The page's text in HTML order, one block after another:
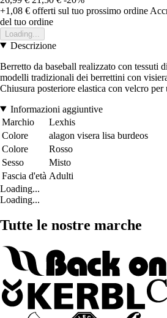
+1,08 € offerti sul tuo prossimo ordine
del tuo ordine
Loading...
Descrizione
Berretto da baseball realizzato con tessuti
modelli tradizionali dei berrettini con
Chiusura posteriore elastica con velcro
Informazioni aggiuntive
Marchio
Lexhis
Colore
alagon visera lisa burdeos
Colore
Rosso
Sesso
Misto
Fascia d'età Adulti
Loading...
Loading...
Tutte le nostre marche